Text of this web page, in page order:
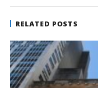
RELATED POSTS